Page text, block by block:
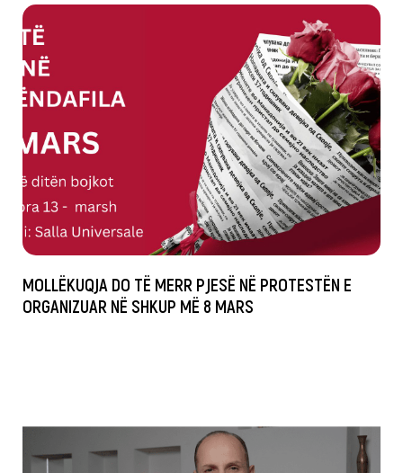
MOLLËKUQJA DO TË MERR PJESË NË PROTESTËN E
ORGANIZUAR NË SHKUP MË 8 MARS